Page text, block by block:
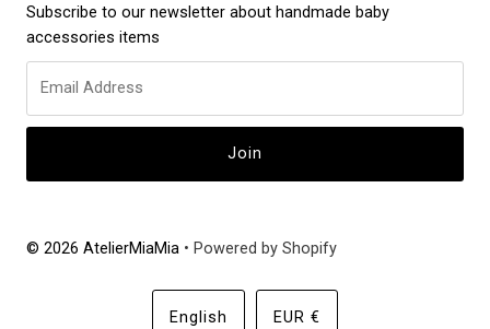
Subscribe to our newsletter about handmade baby
accessories items
© 2026 AtelierMiaMia • Powered by Shopify
Language
English Currency
EUR €